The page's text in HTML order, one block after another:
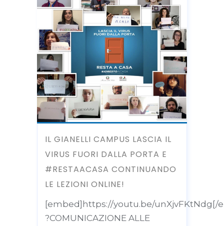
IL GIANELLI CAMPUS LASCIA IL
VIRUS FUORI DALLA PORTA E
#RESTAACASA CONTINUANDO
LE LEZIONI ONLINE!
[embed]https://youtu.be/unXjvFKtNdg[/
?COMUNICAZIONE ALLE